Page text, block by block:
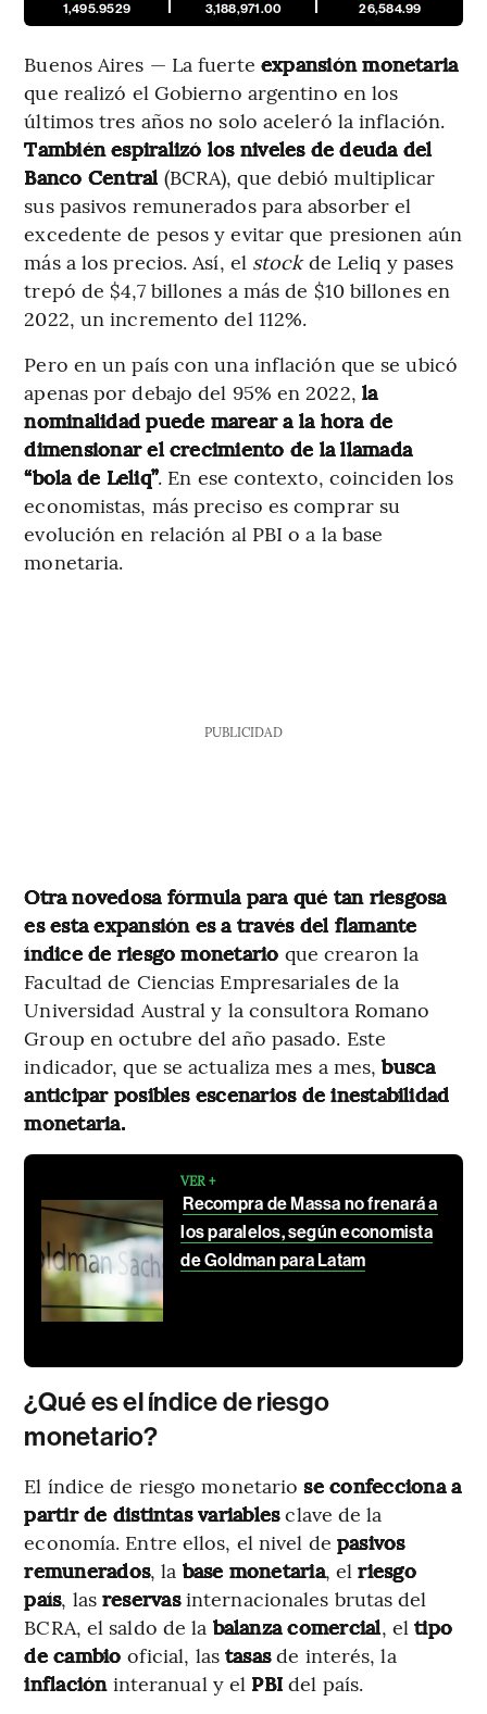
1,495.9529
3,188,971.00
26,584.99
Buenos Aires — La fuerte expansión monetaria
que realizó el Gobierno argentino en los
últimos tres años no solo aceleró la inflación.
También espiralizó los niveles de deuda del
Banco Central(BCRA), que debió multiplicar
sus pasivos remunerados para absorber el
excedente de pesos y evitar que presionen aún
más a los precios. Así, el stockde Leliq y pases
trepó de $4,7 billones a más de $10 billones en
2022, un incremento del 112%.
Pero en un país con una inflación que se ubicó
apenas por debajo del 95% en 2022, la
nominalidad puede marear a la hora de
dimensionar el crecimiento de la llamada
“bola de Leliq”. En ese contexto, coinciden los
economistas, más preciso es comprar su
evolución en relación al PBI o a la base
monetaria.
PUBLICIDAD
Otra novedosa fórmula para qué tan riesgosa
es esta expansión es a través del flamante
índice de riesgo monetario que crearon la
Facultad de Ciencias Empresariales de la
Universidad Austral y la consultora Romano
Group en octubre del año pasado. Este
indicador, que se actualiza mes a mes,busca
anticipar posibles escenarios de inestabilidad
monetaria.
VER +
Recompra de Massa no frenará a
los paralelos, según economista
de Goldman para Latam
¿Qué es el índice de riesgo
monetario?
El índice de riesgo monetariose confecciona a
partir de distintas variablesclave de la
economía. Entre ellos, el nivel de pasivos
remunerados, la base monetaria, elriesgo
país, las reservasinternacionales brutas del
BCRA, el saldo de la balanza comercial, eltipo
de cambio oficial, las tasasde interés, la
inflacióninteranual y el PBI del país.